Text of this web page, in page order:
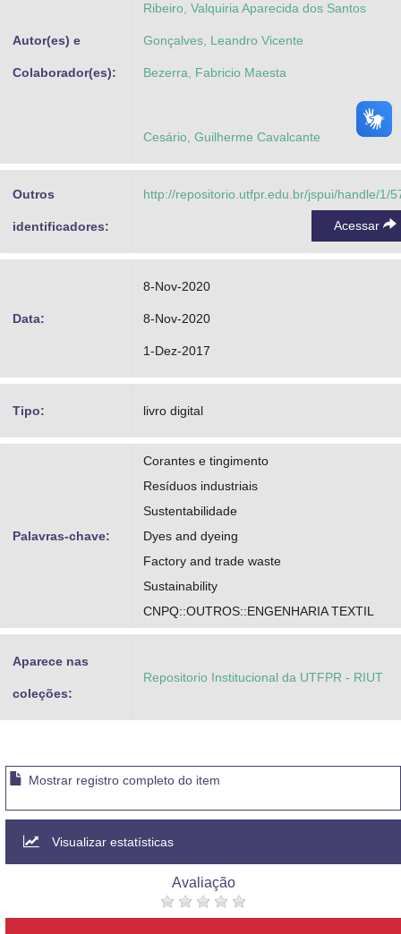
Autor(es) e
Colaborador(es):
Ribeiro, Valquiria Aparecida dos Santos
Gonçalves, Leandro Vicente
Bezerra, Fabricio Maesta
Cesário, Guilherme Cavalcante
Outros
identificadores:
http://repositorio.utfpr.edu.br/jspui/handle/1/
Acessar
Data:
8-Nov-2020
8-Nov-2020
1-Dez-2017
Tipo: livro digital
Palavras-chave:
Corantes e tingimento
Resíduos industriais
Sustentabilidade
Dyes and dyeing
Factory and trade waste
Sustainability
CNPQ::OUTROS::ENGENHARIA TEXTIL
Aparece nas
coleções:
Repositorio Institucional da UTFPR - RIUT
Mostrar registro completo do item
Visualizar estatísticas
Avaliação